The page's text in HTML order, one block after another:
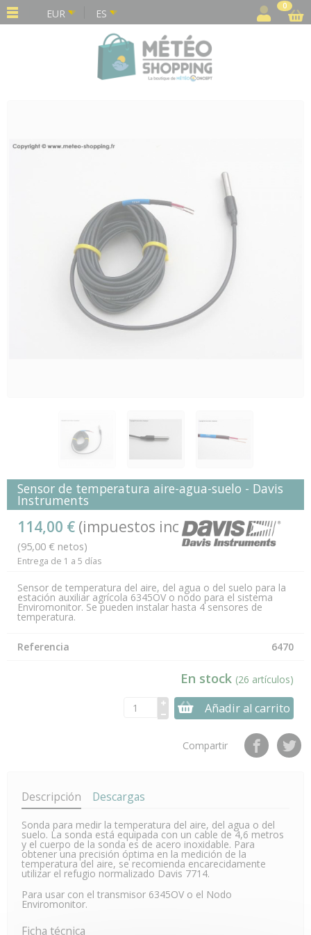
EUR ES
0
Sensor de temperatura aire-agua-suelo - Davis
Instruments
114,00 € (impuestos inc.)
(95,00 € netos)
Entrega de 1 a 5 días
Sensor de temperatura del aire, del agua o del suelo para la
estación auxiliar agrícola 6345OV o nodo para el sistema
Enviromonitor. Se pueden instalar hasta 4 sensores de
temperatura.
Referencia 6470
En stock (26 artículos)
Añadir al carrito
Compartir
Descripción Descargas
Sonda para medir la temperatura del aire, del agua o del
suelo. La sonda está equipada con un cable de 4,6 metros
y el cuerpo de la sonda es de acero inoxidable. Para
obtener una precisión óptima en la medición de la
temperatura del aire, se recomienda encarecidamente
utilizar el refugio normalizado Davis 7714.
Para usar con el transmisor 6345OV o el Nodo
Enviromonitor.
Ficha técnica
Panel de gestión de cookies